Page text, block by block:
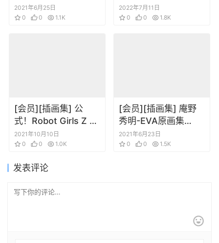
2021年6月25日
0
0 1.1K
Other Sketchbook
2022年7月11日
0
0 1.8K
[会员][插画集] 公
式！Robot Girls Z 完
全图鉴
2021年10月10日
0
0 1.0K
[会员][插画集] 庵野
秀明-EVA原画集
Goundwork.of.Evan
gelion vol.01
2021年6月23日
0
0 1.5K
发表评论